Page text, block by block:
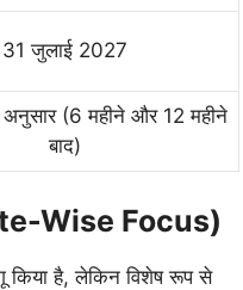
31 जुलाई 2027
(6 महीने और 12 महीने
बाद)
Wise Focus)
किया है, लेकिन विशेष रूप से